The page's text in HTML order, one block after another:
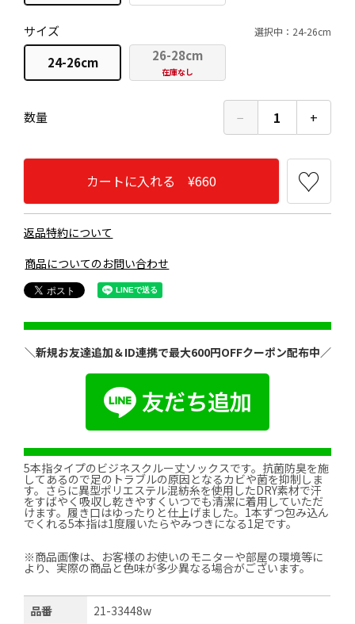
サイズ 選択中：24-26cm
24-26cm 26-28cm
在庫なし
数量 − 1 +
カートに入れる ¥660
返品特約について
商品についてのお問い合わせ
＼新規お友達追加＆ID連携で最大600円OFFクーポン配布中／
5本指タイプのビジネスクルー丈ソックスです。抗菌防臭を施
してあるので足のトラブルの原因となるカビや菌を抑制しま
す。さらに異型ポリエステル混紡糸を使用したDRY素材で汗
をすばやく吸収し乾きやすくいつでも清潔に着用していただ
けます。履き口はゆったりと仕上げました。1本ずつ包み込ん
でくれる5本指は1度履いたらやみつきになる1足です。
※商品画像は、お客様のお使いのモニターや部屋の環境等に
より、実際の商品と色味が多少異なる場合がございます。
品番
21-33448w